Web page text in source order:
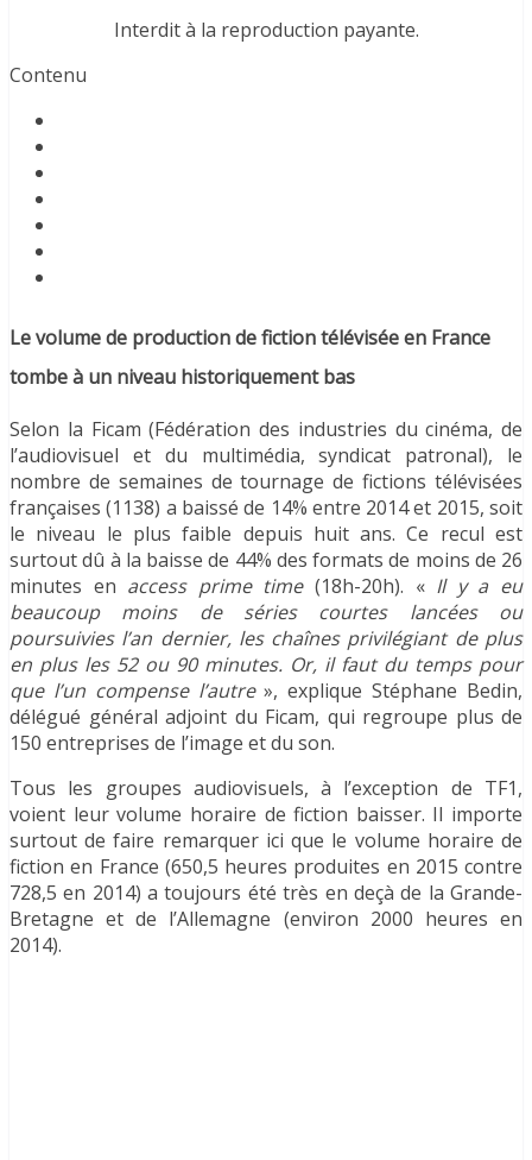
Interdit à la reproduction payante.
Contenu
Le volume de production de fiction télévisée en France
tombe à un niveau historiquement bas
Selon la Ficam (Fédération des industries du cinéma, de
l’audiovisuel et du multimédia, syndicat patronal), le
nombre de semaines de tournage de fictions télévisées
françaises (1138) a baissé de 14% entre 2014 et 2015, soit
le niveau le plus faible depuis huit ans. Ce recul est
surtout dû à la baisse de 44% des formats de moins de 26
minutes en access prime time(18h-20h). « Il y a eu
beaucoup moins de séries courtes lancées ou
poursuivies l’an dernier, les chaînes privilégiant de plus
en plus les 52 ou 90 minutes. Or, il faut du temps pour
que l’un compense l’autre», explique Stéphane Bedin,
délégué général adjoint du Ficam, qui regroupe plus de
150 entreprises de l’image et du son.
Tous les groupes audiovisuels, à l’exception de TF1,
voient leur volume horaire de fiction baisser. Il importe
surtout de faire remarquer ici que le volume horaire de
fiction en France (650,5 heures produites en 2015 contre
728,5 en 2014) a toujours été très en deçà de la Grande-
Bretagne et de l’Allemagne (environ 2000 heures en
2014).